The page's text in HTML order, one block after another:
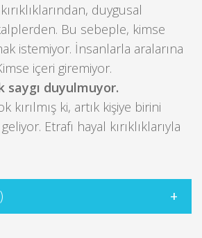
duygusal
Bu sebeple, kimse
istemiyor. İnsanlarla aralarına
içeri giremiyor.
saygı duyulmuyor.
kırılmış ki, artık kişiye birini
Etrafı hayal kırıklıklarıyla